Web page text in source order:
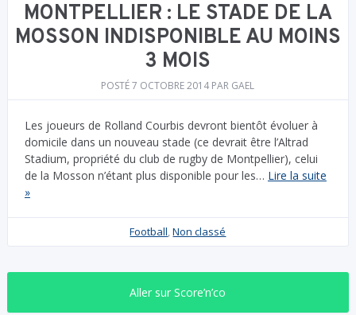
MONTPELLIER : LE STADE DE LA
MOSSON INDISPONIBLE AU MOINS
3 MOIS
POSTÉ7 OCTOBRE 2014 PAR GAEL
Les joueurs de Rolland Courbis devront bientôt évoluer à
domicile dans un nouveau stade (ce devrait être l’Altrad
Stadium, propriété du club de rugby de Montpellier), celui
de la Mosson n’étant plus disponible pour les… Lire la suite
»
Football ,Non classé
Aller sur Score’n’co